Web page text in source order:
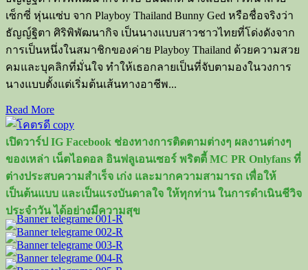
เซ็กซี่ หุ่นแซ่บ จาก Playboy Thailand Bunny Ged หรือชื่อจริงว่า
ธัญญ์ฐิตา ศิริพิพัฒนากิจ เป็นนางแบบสาวชาวไทยที่โด่งดังจาก
การเป็นหนึ่งในสมาชิกของค่าย Playboy Thailand ด้วยความสวย
คมและบุคลิกที่มั่นใจ ทำให้เธอกลายเป็นที่จับตามองในวงการ
นางแบบตั้งแต่เริ่มต้นเส้นทางอาชีพ...
Read MoreRead
more
about
Bunny
Ged
นาง
แบบ
สาว
หน้า
สวย
เซ็กซี่
เปิดวาร์ป IG Facebook ช่องทางการติดตามต่างๆ ผลงานต่างๆ
ของเหล่า เน็ตไอดอล อินฟลูเอนเซอร์ พริตตี้ MC PR Onlyfans ที่
ต่างประสบความสำเร็จ เก่ง และมากความสามารถ เพื่อให้
เป็นต้นแบบ และเป็นแรงบันดาลใจ ให้ทุกท่าน ในการดำเนินชีวิจ
ประจำวัน ได้อย่างมีความสุข